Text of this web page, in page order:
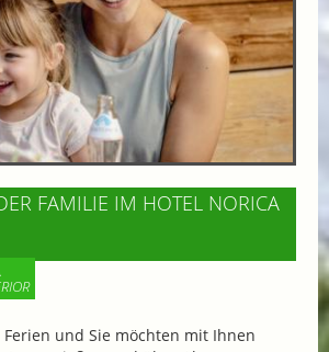
FAMILIE IM HOTEL NORICA
und Sie möchten mit Ihnen